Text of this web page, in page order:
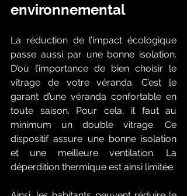
environnemental
La réduction de l’impact écologique
passe aussi par une bonne isolation.
D’où l’importance de bien choisir le
vitrage de votre véranda. C’est le
garant d’une véranda confortable en
toute saison. Pour cela, il faut au
minimum un double vitrage. Ce
dispositif assure une bonne isolation
et une meilleure ventilation. La